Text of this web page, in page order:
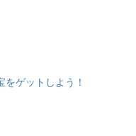
ゲットしよう！